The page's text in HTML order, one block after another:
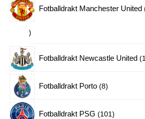
Fotballdrakt Manchester United
126
produkter
Fotballdrakt Newcastle United
Fotballdrakt Porto 88
Fotballdrakt PSG 101101